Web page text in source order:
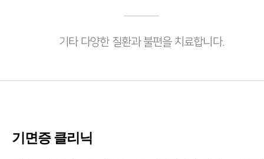
기타 다양한 질환과 불편을 치료합니다.
기면증 클리닉